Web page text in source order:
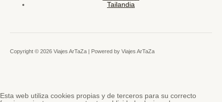
Tailandia
Copyright © 2026 Viajes ArTaZa | Powered by Viajes ArTaZa
Esta web utiliza cookies propias y de terceros para su correcto